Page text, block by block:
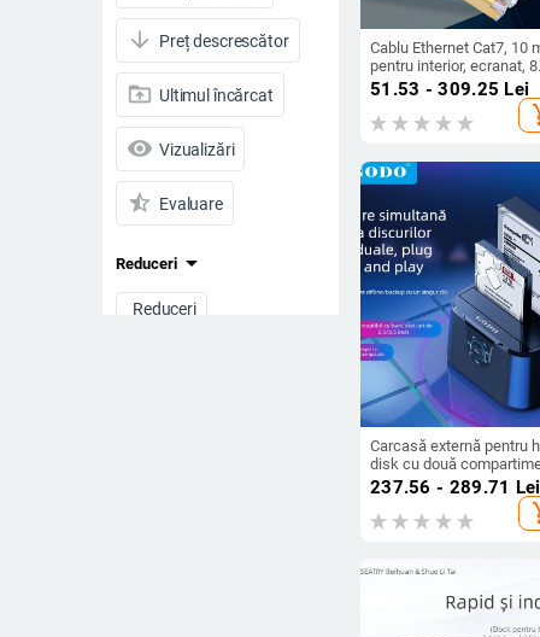
arrow_downward Preț descrescător
drive_folder_upload Ultimul încărcat
visibility Vizualizări
star_half Evaluare
Reduceri arrow_drop_down
Reduceri
Cablu Ethernet Cat7, 10
pentru interior, ecranat, 8
conductori, Negru
51.53 - 309.25 Lei
Carcasă externă pentru
disk cu două
USB 3.0, până la 32 TB,
disponibil OEM și
privată
237.56 - 289.71 Lei